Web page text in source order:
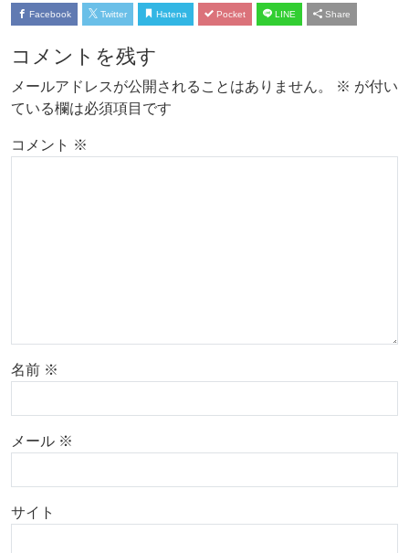
Facebook Twitter Hatena Pocket LINE Share
コメントを残す
メールアドレスが公開されることはありません。 ※ が付い
ている欄は必須項目です
コメント ※
名前 ※
メール ※
サイト